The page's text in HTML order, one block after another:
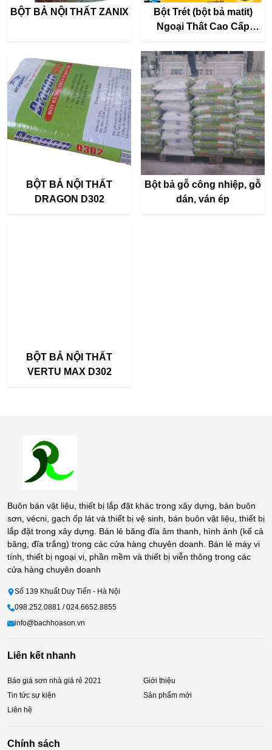
BỘT BẢ NỘI THẤT ZANIX
Bột Trét (bột bả matit)
Ngoại Thất Cao Cấp
BỘT BẢ NỘI THẤT
DRAGON D302
Bột bả gỗ công nhiệp, gỗ
dán, ván ép
BỘT BẢ NỘI THẤT
VERTU MAX D302
Buôn bán vật liệu, thiết bị lắp đặt khác trong xây dựng, bán buôn
sơn, vécni, gạch ốp lát và thiết bị vệ sinh, bán buôn vật liệu, thiết bị
lắp đặt trong xây dựng. Bán lẻ băng đĩa âm thanh, hình ảnh (kể cả
băng, đĩa trắng) trong các cửa hàng chuyên doanh. Bán lẻ máy vi
tính, thiết bị ngoại vi, phần mềm và thiết bị viễn thông trong các
cửa hàng chuyên doanh
Số 139 Khuất Duy Tiến - Hà Nội
098.252.0881 / 024.6652.8855
info@bachhoason.vn
Liên kết nhanh
Báo giá sơn nhà giá rẻ 2021
Giới thiệu
Tin tức sự kiện
Sản phẩm mới
Liên hệ
Chính sách